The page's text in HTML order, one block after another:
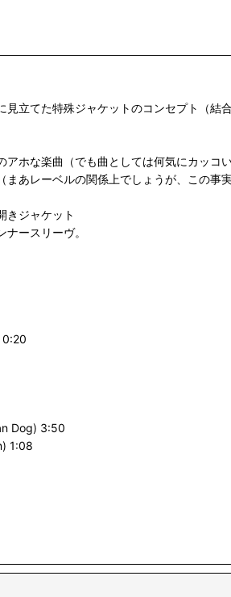
見立てた特殊ジャケットのコンセプト（
アホな楽曲（でも曲としては何気にカッ
あレーベルの関係上でしょうが、この事
きジャケット
ースリーヴ。
0:20
Dog) 3:50
1:08